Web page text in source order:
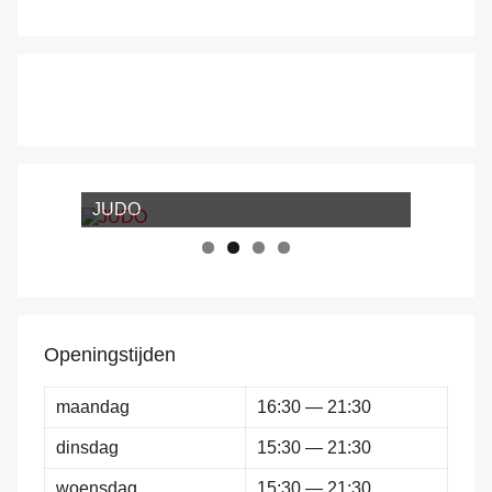
JUDO
Openingstijden
maandag 16:30 — 21:30
dinsdag 15:30 — 21:30
woensdag 15:30 — 21:30